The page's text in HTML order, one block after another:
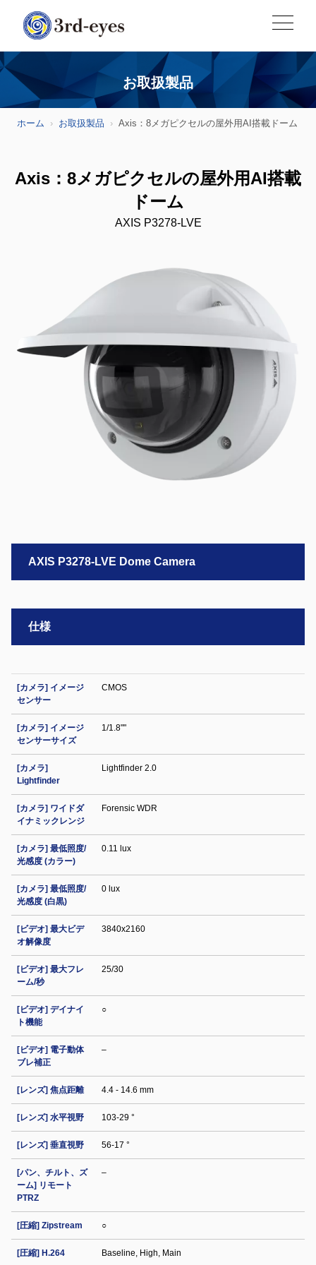
お取扱製品
ホーム お取扱製品 Axis：8メガピクセルの屋外用AI搭載ドーム
Axis：8メガピクセルの屋外用AI搭載
ドーム
AXIS P3278-LVE
AXIS P3278-LVE Dome Camera
仕様
[カメラ] イメージ
センサー
CMOS
[カメラ] イメージ
センサーサイズ
1/1.8""
[カメラ]
Lightfinder
Lightfinder 2.0
[カメラ] ワイドダ
イナミックレンジ
Forensic WDR
[カメラ] 最低照度/
光感度 (カラー)
0.11 lux
[カメラ] 最低照度/
光感度 (白黒)
0 lux
[ビデオ] 最大ビデ
オ解像度
3840x2160
[ビデオ] 最大フレ
ーム/秒
25/30
[ビデオ] デイナイ
ト機能
○
[ビデオ] 電子動体
ブレ補正
–
[レンズ] 焦点距離 4.4 - 14.6 mm
[レンズ] 水平視野 103-29 °
[レンズ] 垂直視野 56-17 °
[パン、チルト、ズ
ーム] リモート
PTRZ
–
[圧縮] Zipstream ○
[圧縮] H.264 Baseline, High, Main